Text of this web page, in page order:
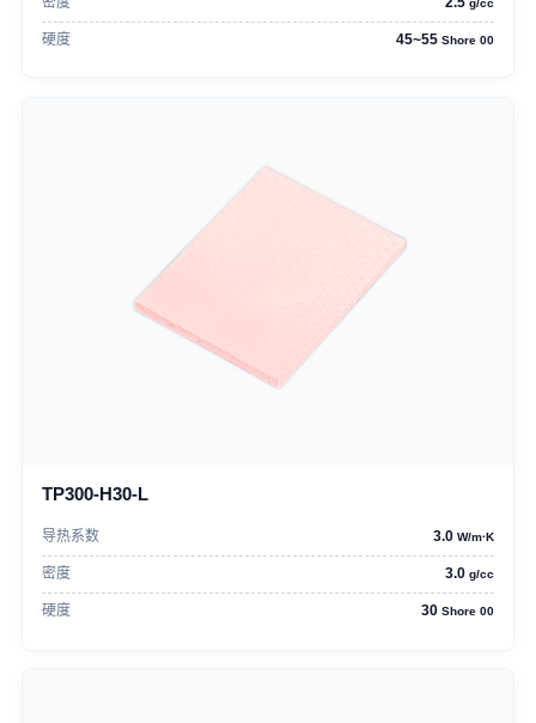
g/cc
硬度 45~55Shore 00
TP300-H30-L
导热系数 3.0W/m·K
密度 3.0g/cc
硬度 30Shore 00